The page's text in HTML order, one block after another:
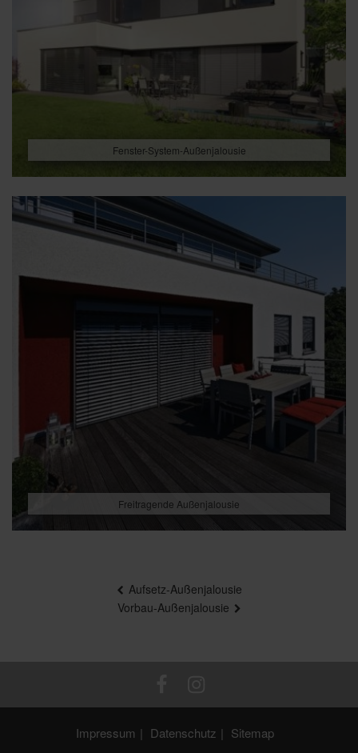
Fenster-System-Außenjalousie
Freitragende Außenjalousie
Aufsetz-Außenjalousie
Vorbau-Außenjalousie
Impressum Datenschutz Sitemap